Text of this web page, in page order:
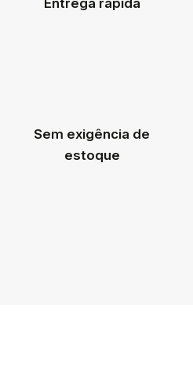
Entrega rápida
Sem exigência de
estoque